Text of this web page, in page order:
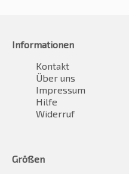
Informationen
Kontakt
Über uns
Impressum
Hilfe
Widerruf
Größen